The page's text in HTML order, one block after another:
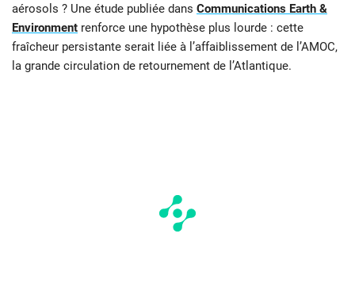
aérosols ? Une étude publiée dans Communications Earth &
Environment renforce une hypothèse plus lourde : cette
fraîcheur persistante serait liée à l’affaiblissement de l’AMOC,
la grande circulation de retournement de l’Atlantique.